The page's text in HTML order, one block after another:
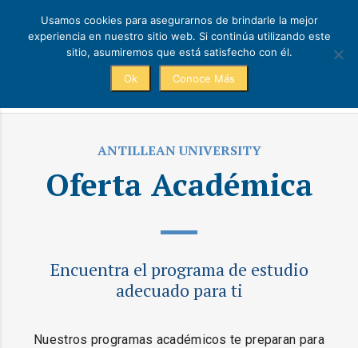
ANTILLEAN UNIVERSITY
Oferta Académica
Encuentra el programa de estudio
adecuado para ti
Nuestros programas académicos te preparan para
Usamos cookies para asegurarnos de brindarle la mejor
experiencia en nuestro sitio web. Si continúa utilizando este
sitio, asumiremos que está satisfecho con él.
Ok Conoce Más